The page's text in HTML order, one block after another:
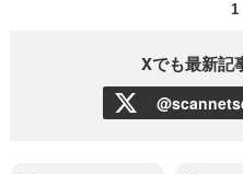
1
Xでも最新記